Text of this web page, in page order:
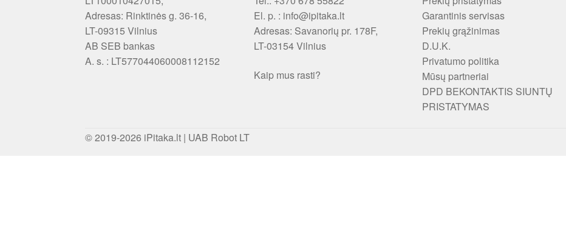
Adresas: Rinktinės g. 36-16,
LT-09315 Vilnius
AB SEB bankas
A. s. : LT577044060008112152
El. p. : info@ipitaka.lt
Adresas: Savanorių pr. 178F,
LT-03154 Vilnius
Kaip mus rasti?
Garantinis servisas
Prekių grąžinimas
D.U.K.
Privatumo politika
Mūsų partneriai
DPD BEKONTAKTIS SIUNTŲ
PRISTATYMAS
© 2019-2026 iPitaka.lt | UAB Robot LT